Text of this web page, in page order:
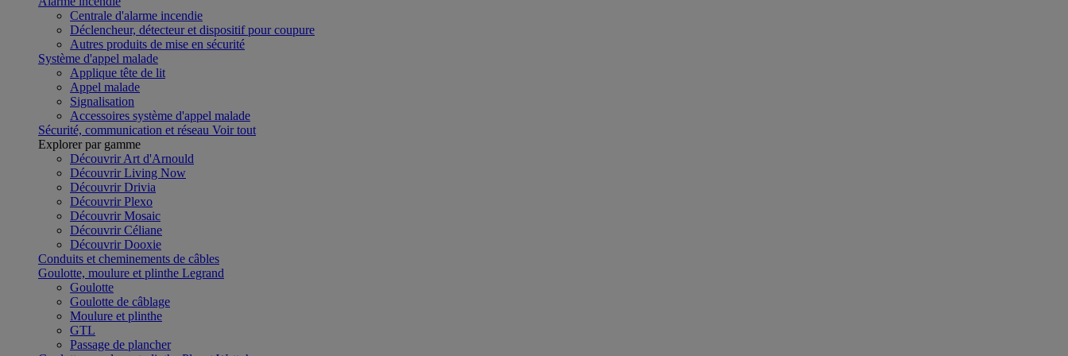
Centrale d'alarme incendie
Déclencheur, détecteur et dispositif pour coupure
Autres produits de mise en sécurité
Système d'appel malade
Applique tête de lit
Appel malade
Signalisation
Accessoires système d'appel malade
Sécurité, communication et réseau Voir tout
Explorer par gamme
Découvrir Art d'Arnould
Découvrir Living Now
Découvrir Drivia
Découvrir Plexo
Découvrir Mosaic
Découvrir Céliane
Découvrir Dooxie
Conduits et cheminements de câbles
Goulotte, moulure et plinthe Legrand
Goulotte
Goulotte de câblage
Moulure et plinthe
GTL
Passage de plancher